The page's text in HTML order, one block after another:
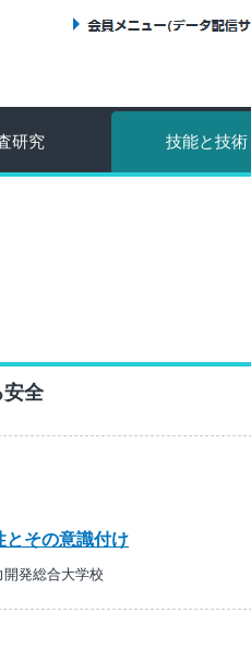
研究 技能と技術
全
とその意識付け
開発総合大学校